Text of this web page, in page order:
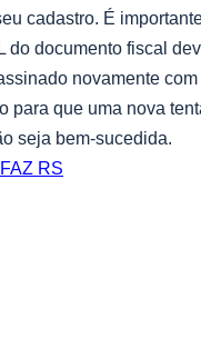
cadastro. É
do documento fiscal
novamente com
para que uma nova
seja bem-sucedida.
RS